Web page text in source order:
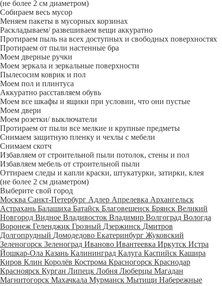
(не более 2 см диаметром)
Собираем весь мусор
Меняем пакеты в мусорных корзинах
Раскладываем/ развешиваем вещи аккуратно
Протираем пыль на всех доступных и свободных поверхностях
Протираем от пыли настенные бра
Моем дверные ручки
Моем зеркала и зеркальные поверхности
Пылесосим коврик и пол
Моем пол и плинтуса
Аккуратно расставляем обувь
Моем все шкафы и ящики при условии, что они пустые
Моем двери
Моем розетки/ выключатели
Протираем от пыли все мелкие и крупные предметы
Снимаем защитную пленку и чехлы с мебели
Снимаем скотч
Избавляем от строительной пыли потолок, стены и пол
Избавляем мебель от строительной пыли
Оттираем следы и капли краски, штукатурки, затирки, клея
(не более 2 см диаметром)
Выберите свой город
Москва Санкт-Петербург Адлер Апрелевка Архангельск
Астрахань Балашиха Батайск Благовещенск Брянск Великий
Новгород Видное Владивосток Владимир Волгоград Вологда
Воронеж Геленджик Грозный Дзержинск Дмитров
Долгопрудный Домодедово Екатеринбург Жуковский
Зеленогорск Зеленоград Иваново Ивантеевка Иркутск Истра
Йошкар-Ола Казань Калининград Калуга Каспийск Кашира
Киров Клин Королёв Кострома Красногорск Краснодар
Красноярск Курган Липецк Лобня Люберцы Магадан
Магнитогорск Махачкала Мурманск Мытищи Набережные